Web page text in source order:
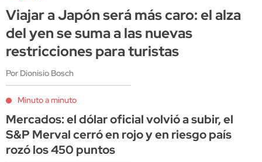
Viajar a Japón será más caro: el alza
del yen se suma a las nuevas
restricciones para turistas
Por Dionisio Bosch
Minuto a minuto
Mercados: el dólar oficial volvió a subir, el
S&P Merval cerró en rojo y en riesgo país
rozó los 450 puntos